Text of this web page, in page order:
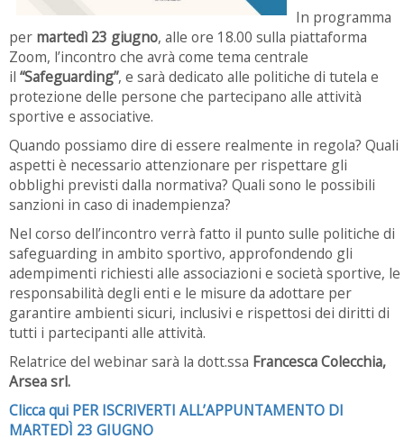
In programma
per martedì 23 giugno, alle ore 18.00 sulla piattaforma
Zoom, l’incontro che avrà come tema centrale
il “Safeguarding”, e sarà dedicato alle politiche di tutela e
protezione delle persone che partecipano alle attività
sportive e associative.
Quando possiamo dire di essere realmente in regola? Quali
aspetti è necessario attenzionare per rispettare gli
obblighi previsti dalla normativa? Quali sono le possibili
sanzioni in caso di inadempienza?
Nel corso dell’incontro verrà fatto il punto sulle politiche di
safeguarding in ambito sportivo, approfondendo gli
adempimenti richiesti alle associazioni e società sportive, le
responsabilità degli enti e le misure da adottare per
garantire ambienti sicuri, inclusivi e rispettosi dei diritti di
tutti i partecipanti alle attività.
Relatrice del webinar sarà la dott.ssa Francesca Colecchia,
Arsea srl.
Clicca qui PER ISCRIVERTI ALL’APPUNTAMENTO DI
MARTEDÌ 23 GIUGNO